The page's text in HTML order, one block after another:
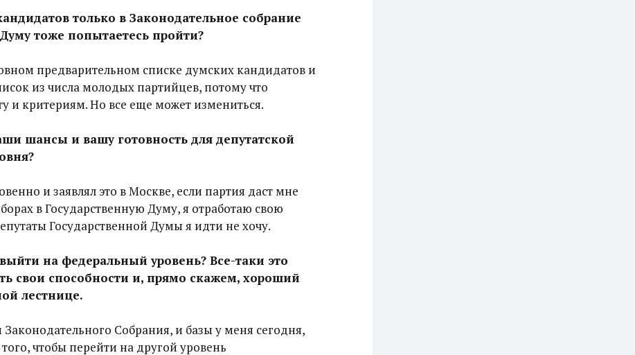
только в Законодательное собрание
тоже попытаетесь пройти?
предварительном списке думских кандидатов и
из числа молодых партийцев, потому что
и критериям. Но все еще может измениться.
шансы и вашу готовность для депутатской
и заявлял это в Москве, если партия даст мне
в Государственную Думу, я отработаю свою
Государственной Думы я идти не хочу.
на федеральный уровень? Все-таки это
свои способности и, прямо скажем, хороший
лестнице.
Собрания, и базы у меня сегодня,
чтобы перейти на другой уровень